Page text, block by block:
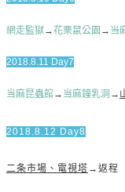
網走監獄→花栗鼠公園 → 当
2018.8.11 Day7
当麻昆蟲館→ 当麻鐘乳洞 →
2018.8.12 Day8
二条市場、電視塔 →返程